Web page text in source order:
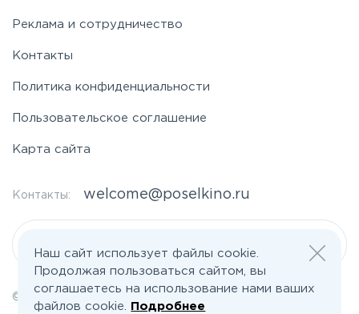
Реклама и сотрудничество
Контакты
Политика конфиденциальности
Пользовательское соглашение
Карта сайта
Контакты: welcome@poselkino.ru
© 2026 Все права защищены | poselkino.ru
Наш сайт использует файлы cookie.
Продолжая пользоваться сайтом, вы
соглашаетесь на использование нами ваших
файлов cookie.
Подробнее